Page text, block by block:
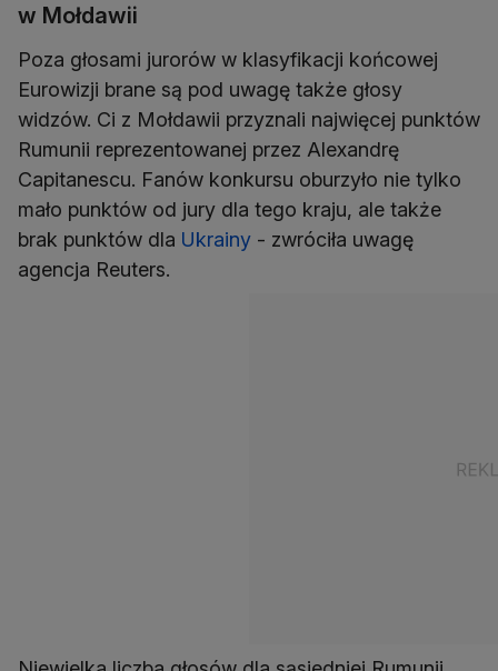
w Mołdawii
Poza głosami jurorów w klasyfikacji końcowej
Eurowizji brane są pod uwagę także głosy
widzów. Ci z Mołdawii przyznali najwięcej punktów
Rumunii reprezentowanej przez Alexandrę
Capitanescu. Fanów konkursu oburzyło nie tylko
mało punktów od jury dla tego kraju, ale także
brak punktów dla Ukrainy - zwróciła uwagę
agencja Reuters.